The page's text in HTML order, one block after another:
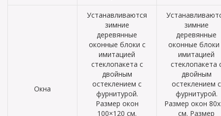
Окна
Устанавливаются
зимние
деревянные
оконные блоки с
имитацией
стеклопакета с
двойным
остеклением с
фурнитурой.
Размер окон
100×120 см.
зимние
деревянные
оконные блоки
имитацией
стеклопакета
двойным
остеклением с
фурнитурой.
Размер окон
см. Размер